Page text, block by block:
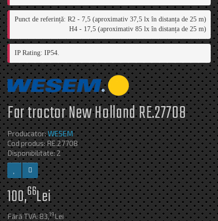
Punct de referință: R2 - 7,5 (aproximativ 37,5 lx în distanța de 25 m)
                            H4 - 17,5 (aproximativ 85 lx în distanța de 25 m)
IP Rating: IP54.
Far tractor New Holland RE.27708
Producator:WESEM
Cod produs: RE.27708
Disponibilitate: 2
100,66Lei
Fără TVA: 83,19Lei